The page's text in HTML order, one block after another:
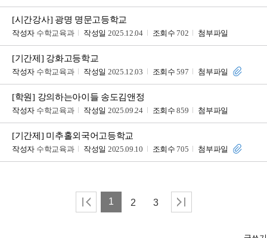
[시간강사] 광명 명문고등학교
작성자 수학교육과 작성일 2025.12.04 조회수 702 첨부파일
[기간제] 강화고등학교
작성자 수학교육과 작성일 2025.12.03 조회수 597 첨부파일
[학원] 강의하는아이들 송도김앤정
작성자 수학교육과 작성일 2025.09.24 조회수 859 첨부파일
[기간제] 미추홀외국어고등학교
작성자 수학교육과 작성일 2025.09.10 조회수 705 첨부파일
1 2 3